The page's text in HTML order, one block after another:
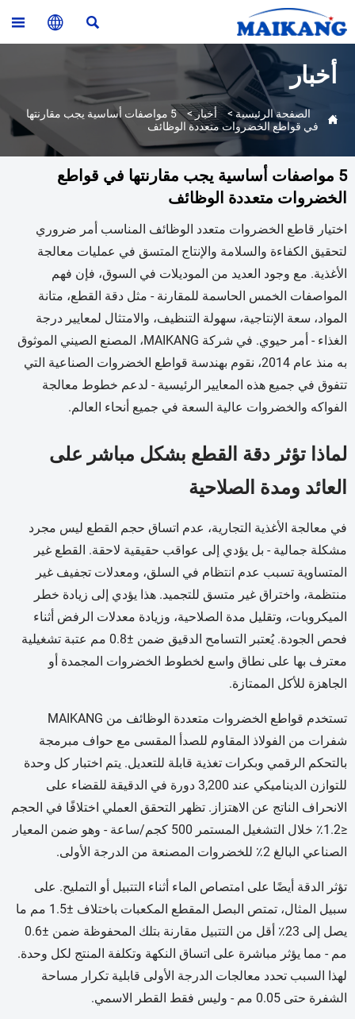



أخبار
 الصفحة الرئيسية> أخبار>
5 مواصفات أساسية يجب مقارنتها
في قواطع الخضروات متعددة الوظائف
5 مواصفات أساسية يجب مقارنتها في قواطع
الخضروات متعددة الوظائف
اختيار قاطع الخضروات متعدد الوظائف المناسب أمر ضروري
لتحقيق الكفاءة والسلامة والإنتاج المتسق في عمليات معالجة
الأغذية. مع وجود العديد من الموديلات في السوق، فإن فهم
المواصفات الخمس الحاسمة للمقارنة - مثل دقة القطع، متانة
المواد، سعة الإنتاجية، سهولة التنظيف، والامتثال لمعايير درجة
الغذاء - أمر حيوي. في شركة MAIKANG، المصنع الصيني الموثوق
به منذ عام 2014، نقوم بهندسة قواطع الخضروات الصناعية التي
تتفوق في جميع هذه المعايير الرئيسية - لدعم خطوط معالجة
الفواكه والخضروات عالية السعة في جميع أنحاء العالم.
لماذا تؤثر دقة القطع بشكل مباشر على
العائد ومدة الصلاحية
في معالجة الأغذية التجارية، عدم اتساق حجم القطع ليس مجرد
مشكلة جمالية - بل يؤدي إلى عواقب حقيقية لاحقة. القطع غير
المتساوية تسبب عدم انتظام في السلق، ومعدلات تجفيف غير
منتظمة، واختراق غير متسق للتجميد. هذا يؤدي إلى زيادة خطر
الميكروبات، وتقليل مدة الصلاحية، وزيادة معدلات الرفض أثناء
فحص الجودة. يُعتبر التسامح الدقيق ضمن ±0.8 مم عتبة تشغيلية
معترف بها على نطاق واسع لخطوط الخضروات المجمدة أو
الجاهزة للأكل الممتازة.
تستخدم قواطع الخضروات متعددة الوظائف من MAIKANG
شفرات من الفولاذ المقاوم للصدأ المقسى مع حواف مبرمجة
بالتحكم الرقمي وبكرات تغذية قابلة للتعديل. يتم اختبار كل وحدة
للتوازن الديناميكي عند 3,200 دورة في الدقيقة للقضاء على
الانحراف الناتج عن الاهتزاز. تظهر التحقق العملي اختلافًا في الحجم
≤1.2٪ خلال التشغيل المستمر 500 كجم/ساعة - وهو ضمن المعيار
الصناعي البالغ 2٪ للخضروات المصنعة من الدرجة الأولى.
تؤثر الدقة أيضًا على امتصاص الماء أثناء التتبيل أو التمليح. على
سبيل المثال، تمتص البصل المقطع المكعبات باختلاف ±1.5 مم ما
يصل إلى 23٪ أقل من التتبيل مقارنة بتلك المحفوظة ضمن ±0.6
مم - مما يؤثر مباشرة على اتساق النكهة وتكلفة المنتج لكل وحدة.
لهذا السبب تحدد معالجات الدرجة الأولى قابلية تكرار مساحة
الشفرة حتى 0.05 مم - وليس فقط القطر الاسمي.